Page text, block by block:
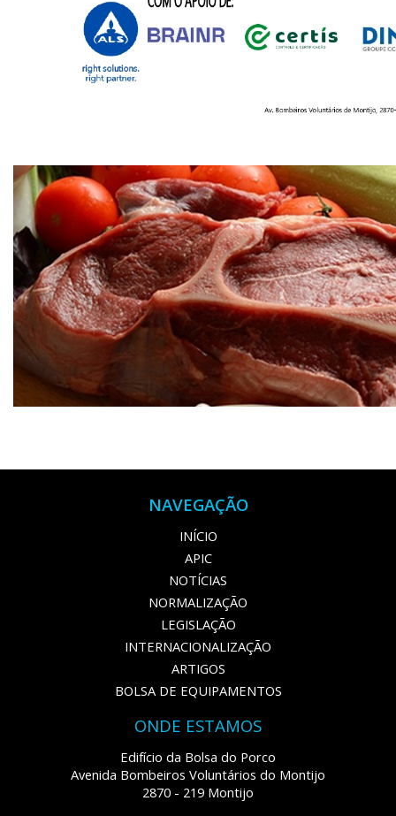
NAVEGAÇÃO
INÍCIO
APIC
NOTÍCIAS
NORMALIZAÇÃO
LEGISLAÇÃO
INTERNACIONALIZAÇÃO
ARTIGOS
BOLSA DE EQUIPAMENTOS
ONDE ESTAMOS
Edifício da Bolsa do Porco
Avenida Bombeiros Voluntários do Montijo
2870 - 219 Montijo